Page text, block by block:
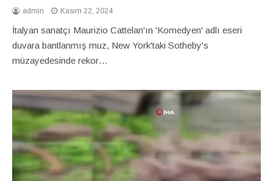
admin Kasım 22, 2024
İtalyan sanatçı Maurizio Cattelan'ın 'Komedyen' adlı eseri
duvara bantlanmış muz, New York'taki Sotheby's
müzayedesinde rekor…